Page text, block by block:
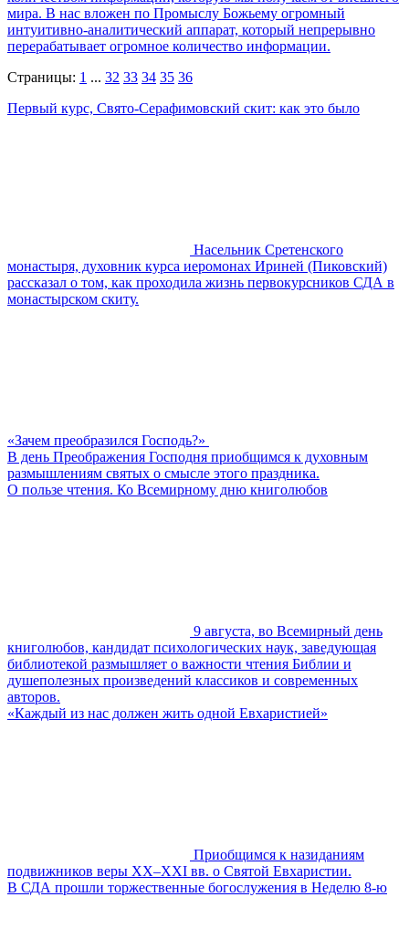
мира. В нас вложен по Промыслу Божьему огромный
интуитивно-аналитический аппарат, который непрерывно
перерабатывает огромное количество информации.
Страницы: 1 ... 32 33 34 35 36
Первый курс, Свято-Серафимовский скит: как это было
Насельник Сретенского
монастыря, духовник курса иеромонах Ириней (Пиковский)
рассказал о том, как проходила жизнь первокурсников СДА в
монастырском скиту.
«Зачем преобразился Господь?»
В день Преображения Господня приобщимся к духовным
размышлениям святых о смысле этого праздника.
О пользе чтения. Ко Всемирному дню книголюбов
9 августа, во Всемирный день
книголюбов, кандидат психологических наук, заведующая
библиотекой размышляет о важности чтения Библии и
душеполезных произведений классиков и современных
авторов.
«Каждый из нас должен жить одной Евхаристией»
Приобщимся к назиданиям
подвижников веры XX–XXI вв. о Святой Евхаристии.
В СДА прошли торжественные богослужения в Неделю 8-ю